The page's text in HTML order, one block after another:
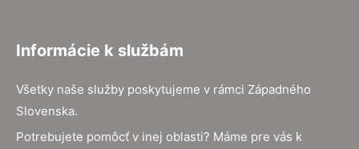
Informácie k službám
Všetky naše služby poskytujeme v rámci Západného
Slovenska.
Potrebujete pomôcť v inej oblasti? Máme pre vás k